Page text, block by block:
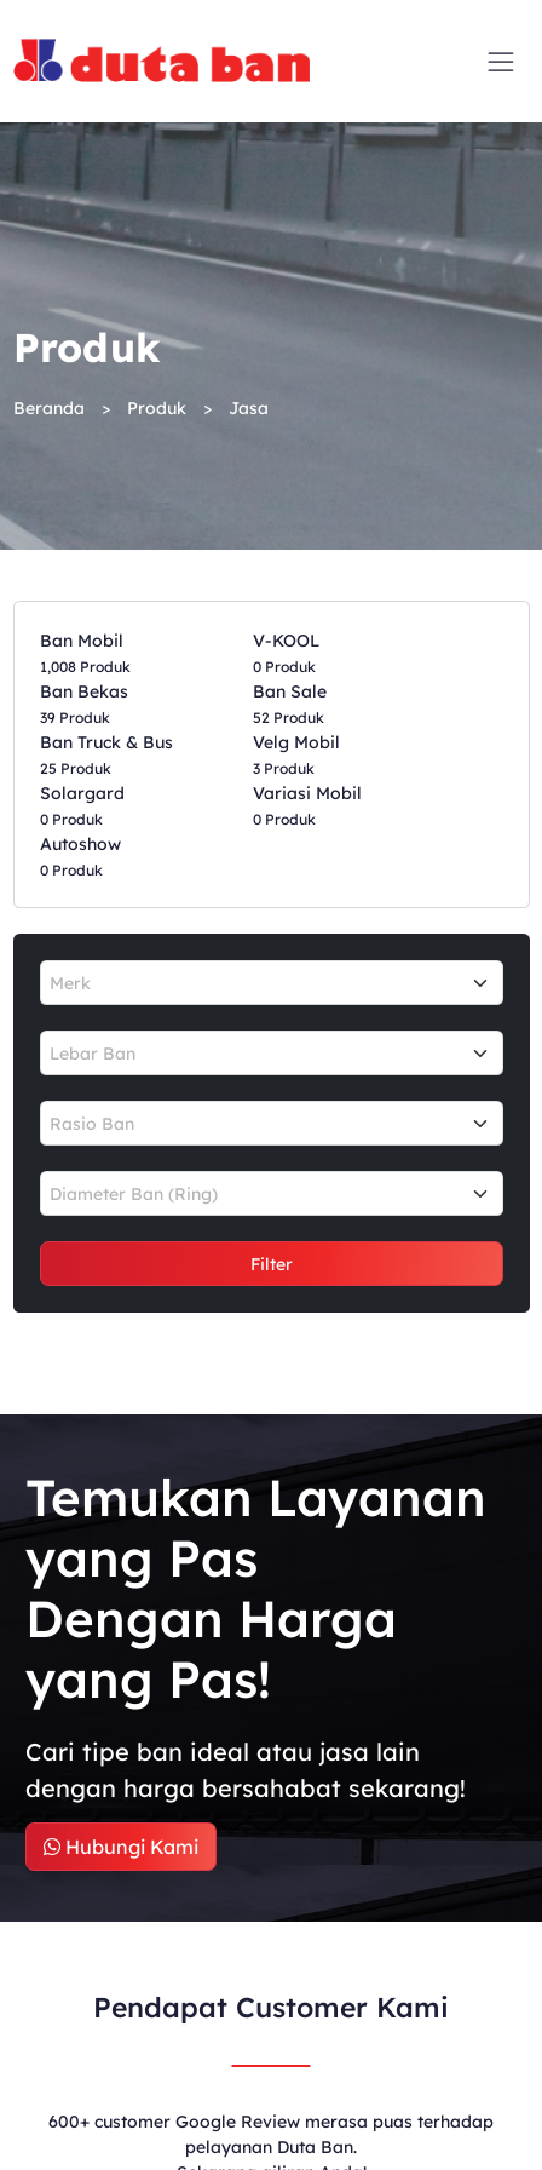
Produk
Beranda Produk Jasa
Ban Mobil
1,008 Produk
V-KOOL
0 Produk
Ban Bekas
39 Produk
Ban Sale
52 Produk
Ban Truck & Bus
25 Produk
Velg Mobil
3 Produk
Solargard
0 Produk
Variasi Mobil
0 Produk
Autoshow
0 Produk
Merk
Lebar Ban
Rasio Ban
Diameter Ban (Ring)
Filter
Temukan Layanan
yang Pas
Dengan Harga
yang Pas!
Cari tipe ban ideal atau jasa lain
dengan harga bersahabat sekarang!
Hubungi Kami
Pendapat Customer Kami
600+ customer Google Review merasa puas terhadap
pelayanan Duta Ban.